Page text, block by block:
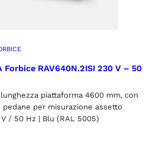
RAV640N.2ISI 230 V – 50
piattaforma 4600 mm, con
per misurazione assetto
/ 50 Hz | Blu (RAL 5005)